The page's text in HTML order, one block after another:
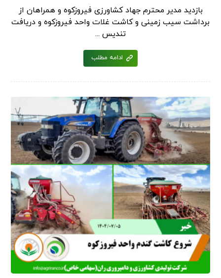
بازدید مدیر محترم جهاد کشاورزی فیروزکوه و همراهان از
برداشت سیب زمینی و کاشت غلات واحد فیروزکوه و دریافت
تندیس ...
ادامه مطلب